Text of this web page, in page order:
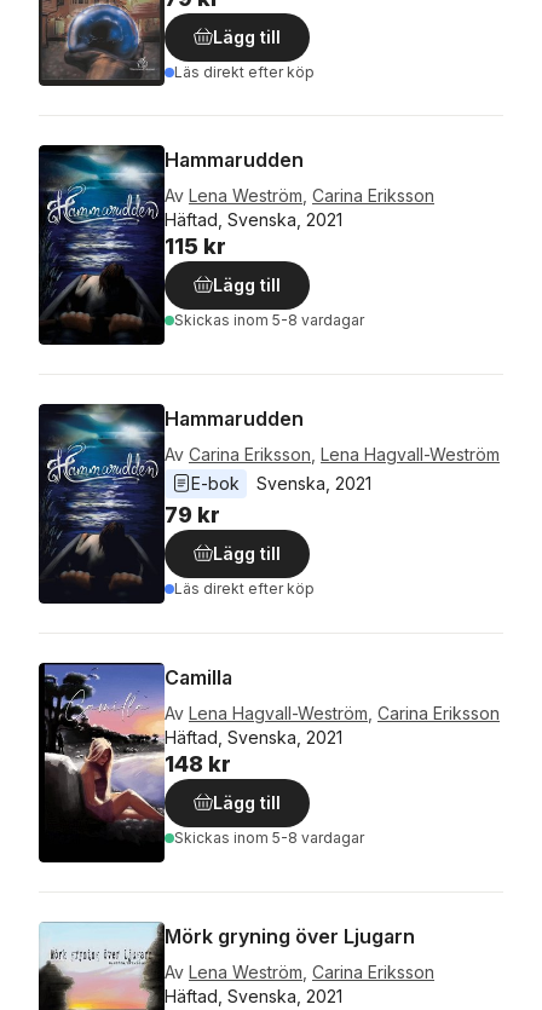
Lägg till
Läs direkt efter köp
Hammarudden
Av Lena Weström, Carina Eriksson
Häftad, Svenska, 2021
115 kr
Lägg till
Skickas inom 5-8 vardagar
Hammarudden
Av Carina Eriksson Lena Hagvall-Weström
E-bok
Svenska 2021
79 kr
Lägg till
Läs direkt efter köp
Camilla
Av Lena Hagvall-Weström Carina Eriksson
Häftad, Svenska, 2021
148 kr
Lägg till
Skickas inom 5-8 vardagar
Mörk gryning över Ljugarn
Av Lena Weström Carina Eriksson
Häftad, Svenska, 2021